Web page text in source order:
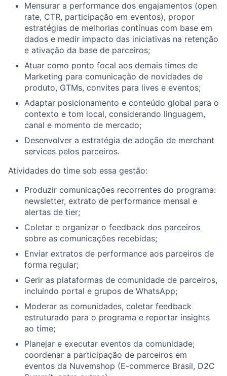
Mensurar a performance dos engajamentos (open
rate, CTR, participação em eventos), propor
estratégias de melhorias contínuas com base em
dados e medir impacto das iniciativas na retenção
e ativação da base de parceiros;
Atuar como ponto focal aos demais times de
Marketing para comunicação de novidades de
produto, GTMs, convites para lives e eventos;
Adaptar posicionamento e conteúdo global para o
contexto e tom local, considerando linguagem,
canal e momento de mercado;
Desenvolver a estratégia de adoção de merchant
services pelos parceiros.
Atividades do time sob essa gestão:
Produzir comunicações recorrentes do programa:
newsletter, extrato de performance mensal e
alertas de tier;
Coletar e organizar o feedback dos parceiros
sobre as comunicações recebidas;
Enviar extratos de performance aos parceiros de
forma regular;
Gerir as plataformas de comunidade de parceiros,
incluindo portal e grupos de WhatsApp;
Moderar as comunidades, coletar feedback
estruturado para o programa e reportar insights
ao time;
Planejar e executar eventos da comunidade;
coordenar a participação de parceiros em
eventos da Nuvemshop (E-commerce Brasil, D2C